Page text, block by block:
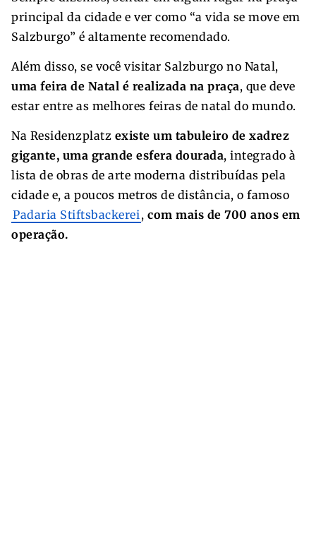
principal da cidade e ver como “a vida se move em
Salzburgo” é altamente recomendado.
Além disso, se você visitar Salzburgo no Natal,
uma feira de Natal é realizada na praça, que deve
estar entre as melhores feiras de natal do mundo.
Na Residenzplatz existe um tabuleiro de xadrez
gigante, uma grande esfera dourada, integrado à
lista de obras de arte moderna distribuídas pela
cidade e, a poucos metros de distância, o famoso
Padaria Stiftsbackerei , com mais de 700 anos em
operação.